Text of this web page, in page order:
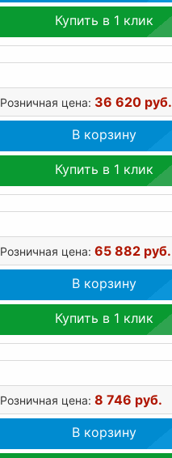
Купить в 1 клик
Розничная цена: 36 620 руб.
В корзину
Купить в 1 клик
Розничная цена: 65 882 руб.
В корзину
Купить в 1 клик
Розничная цена: 8 746 руб.
В корзину